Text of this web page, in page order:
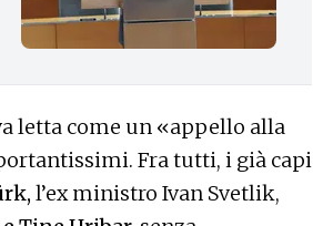
letta come un «appello alla
Fra tutti, i già capi
l’ex ministro Ivan Svetlik,